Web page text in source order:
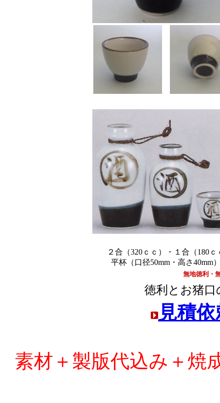
２合（320ｃｃ）・１合（180ｃ
平杯（口径50mm・高さ40mm
無地徳利・
徳利とお猪
見積
素材＋製版代込み＋焼